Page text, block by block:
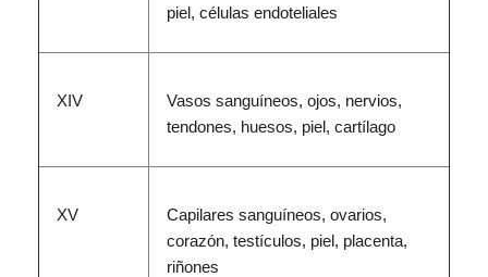
piel, células endoteliales
XIV
Vasos sanguíneos, ojos, nervios,
tendones, huesos, piel, cartílago
XV
Capilares sanguíneos, ovarios,
corazón, testículos, piel, placenta,
riñones